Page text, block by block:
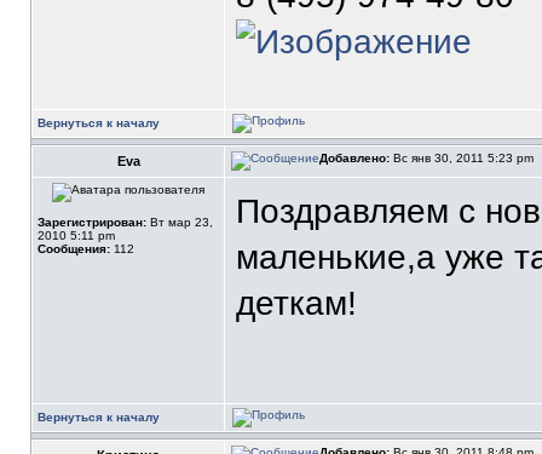
Вернуться к началу
Eva Добавлено: Вс янв 30, 2011 5:23 pm
Зарегистрирован: Вт мар 23,
2010 5:11 pm
Сообщения: 112
Поздравляем с
маленькие,а уже
деткам!
Вернуться к началу